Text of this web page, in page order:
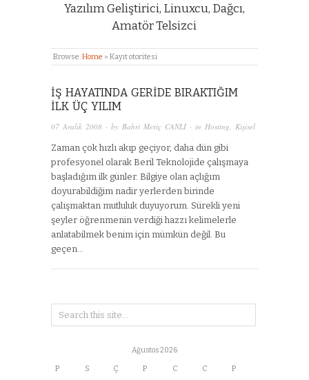
Yazılım Geliştirici, Linuxcu, Dağcı,
Amatör Telsizci
Browse:Home » Kayıt otoritesi
İŞ HAYATINDA GERIDE BIRAKTIĞIM
ILK ÜÇ YILIM
07 Aralık 2008 · by Bahri Meriç CANLI · in Hosting Kişisel
Zaman çok hızlı akıp geçiyor, daha dün gibi
profesyonel olarak Beril Teknolojide çalışmaya
başladığım ilk günler. Bilgiye olan açlığım
doyurabildiğim nadir yerlerden birinde
çalışmaktan mutluluk duyuyorum. Sürekli yeni
şeyler öğrenmenin verdiği hazzı kelimelerle
anlatabilmek benim için mümkün değil. Bu
geçen…
Ağustos 2026
P S Ç P C C P